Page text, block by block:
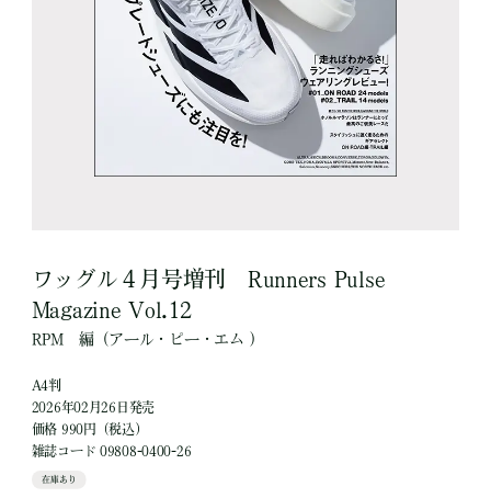
ワッグル４月号増刊 Runners Pulse
Magazine Vol.12
RPM 編（アール・ピー・エム ）
A4判
2026年02月26日発売
価格 990円（税込）
雑誌コード 09808-0400-26
在庫あり